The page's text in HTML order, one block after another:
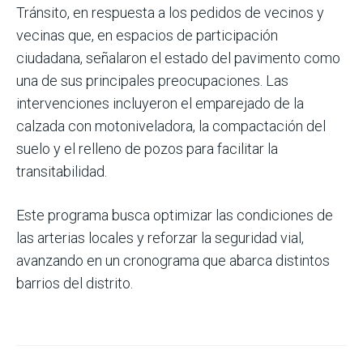
Tránsito, en respuesta a los pedidos de vecinos y
vecinas que, en espacios de participación
ciudadana, señalaron el estado del pavimento como
una de sus principales preocupaciones. Las
intervenciones incluyeron el emparejado de la
calzada con motoniveladora, la compactación del
suelo y el relleno de pozos para facilitar la
transitabilidad.
Este programa busca optimizar las condiciones de
las arterias locales y reforzar la seguridad vial,
avanzando en un cronograma que abarca distintos
barrios del distrito.